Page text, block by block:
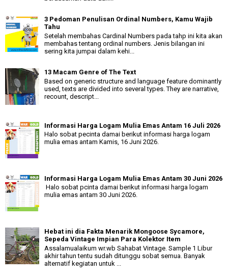
3 Pedoman Penulisan Ordinal Numbers, Kamu Wajib
Tahu
Setelah membahas Cardinal Numbers pada tahp ini kita akan
membahas tentang ordinal numbers. Jenis bilangan ini
sering kita jumpai dalam kehi...
13 Macam Genre of The Text
Based on generic structure and language feature dominantly
used, texts are divided into several types. They are narrative,
recount, descript...
Informasi Harga Logam Mulia Emas Antam 16 Juli 2026
Halo sobat pecinta damai berikut informasi harga logam
mulia emas antam Kamis, 16 Juni 2026.
Informasi Harga Logam Mulia Emas Antam 30 Juni 2026
Halo sobat pcinta damai berikut informasi harga logam
mulia emas antam 30 Juni 2026.
Hebat ini dia Fakta Menarik Mongoose Sycamore,
Sepeda Vintage Impian Para Kolektor Item
Assalamualaikum wr.wb Sahabat Vintage. Sample 1 Libur
akhir tahun tentu sudah ditunggu sobat semua. Banyak
alternatif kegiatan untuk ...